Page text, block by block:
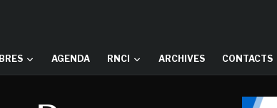
AGENDA RNCI ARCHIVES CONTACTS